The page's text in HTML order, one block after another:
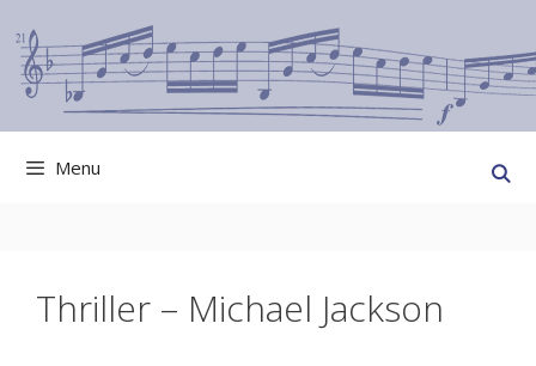
naar
inhoud
Menu
Thriller – Michael Jackson